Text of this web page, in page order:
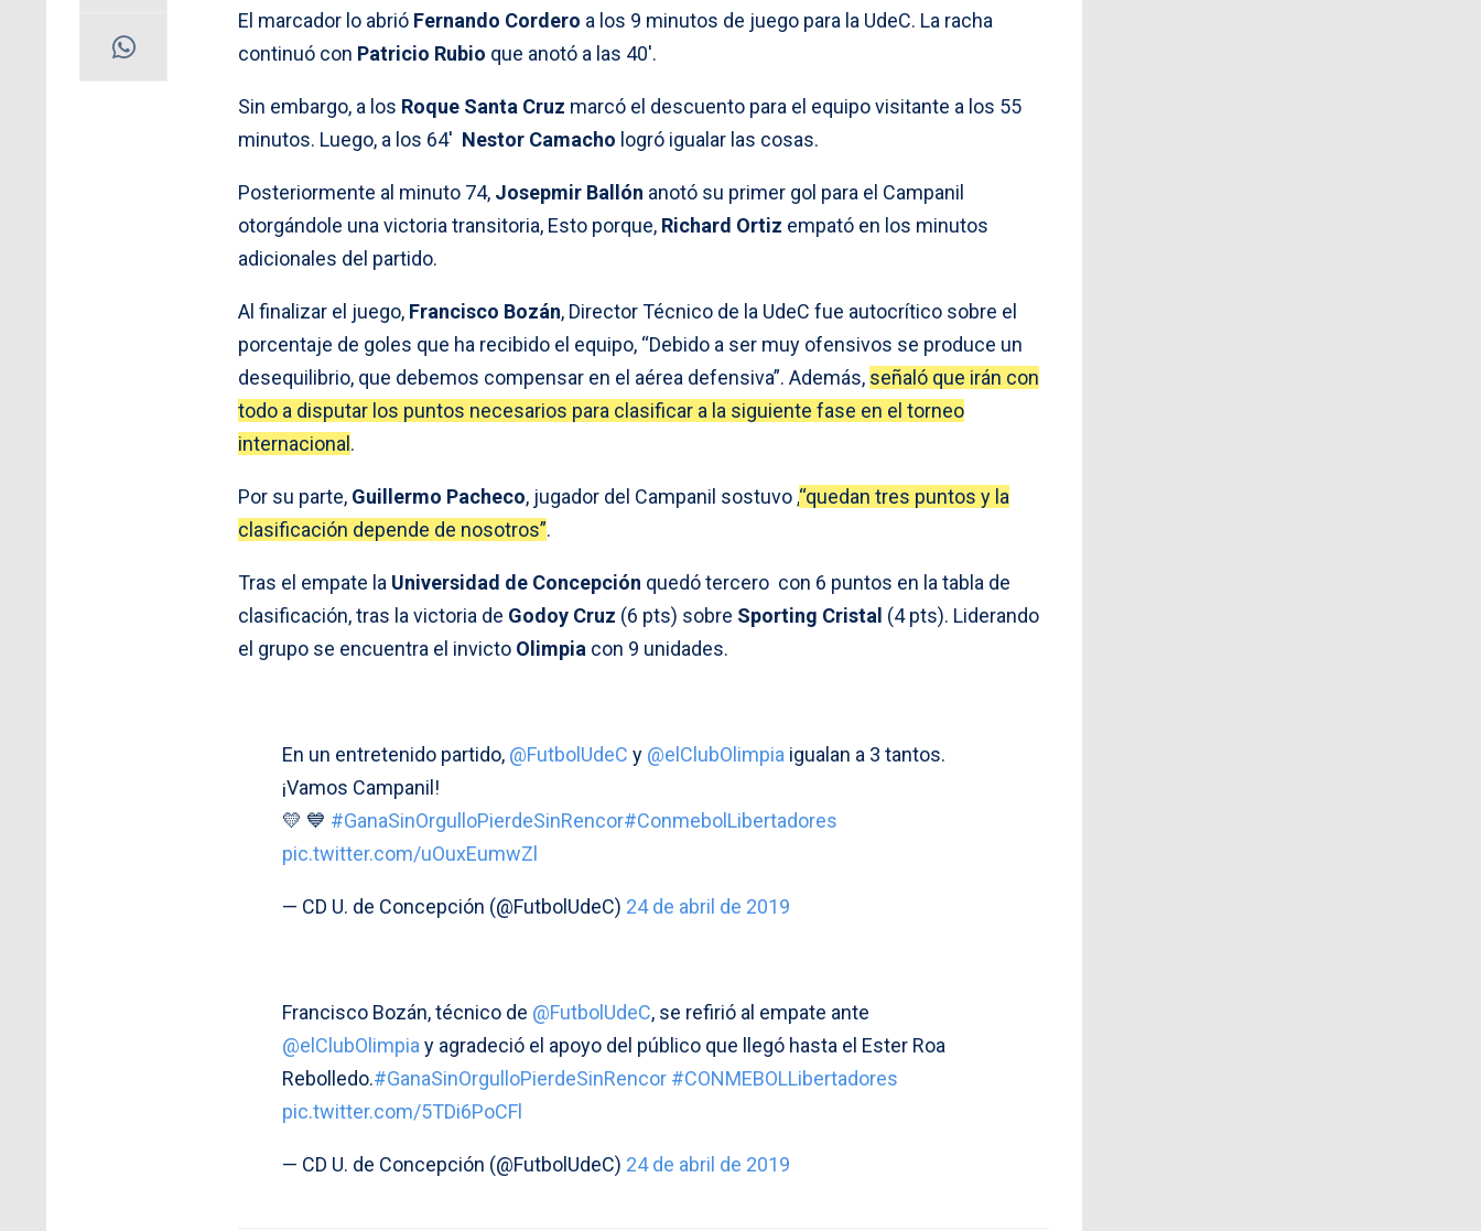
El marcador lo abrió Fernando Cordero a los 9 minutos de juego para la UdeC. La racha
continuó con Patricio Rubio que anotó a las 40′.
Sin embargo, a los Roque Santa Cruz marcó el descuento para el equipo visitante a los 55
minutos. Luego, a los 64′ Nestor Camacho logró igualar las cosas.
Posteriormente al minuto 74, Josepmir Ballón anotó su primer gol para el Campanil
otorgándole una victoria transitoria, Esto porque, Richard Ortiz empató en los minutos
adicionales del partido.
Al finalizar el juego, Francisco Bozán, Director Técnico de la UdeC fue autocrítico sobre el
porcentaje de goles que ha recibido el equipo, “Debido a ser muy ofensivos se produce un
desequilibrio, que debemos compensar en el aérea defensiva”. Además, señaló que irán con
todo a disputar los puntos necesarios para clasificar a la siguiente fase en el torneo
internacional .
Por su parte, Guillermo Pacheco, jugador del Campanil sostuvo ,“quedan tres puntos y la
clasificación depende de nosotros”.
Tras el empate la Universidad de Concepción quedó tercero con 6 puntos en la tabla de
clasificación, tras la victoria de Godoy Cruz (6 pts) sobre Sporting Cristal (4 pts). Liderando
el grupo se encuentra el invicto Olimpia con 9 unidades.
En un entretenido partido, @FutbolUdeC y @elClubOlimpia igualan a 3 tantos.
¡Vamos Campanil!
💛 💙 #GanaSinOrgulloPierdeSinRencor#ConmebolLibertadores
pic.twitter.com/uOuxEumwZl
— CD U. de Concepción (@FutbolUdeC) 24 de abril de 2019
Francisco Bozán, técnico de @FutbolUdeC, se refirió al empate ante
@elClubOlimpiay agradeció el apoyo del público que llegó hasta el Ester Roa
Rebolledo.#GanaSinOrgulloPierdeSinRencor #CONMEBOLLibertadores
pic.twitter.com/5TDi6PoCFl
— CD U. de Concepción (@FutbolUdeC) 24 de abril de 2019